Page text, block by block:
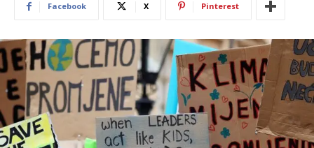
Facebook X Pinterest